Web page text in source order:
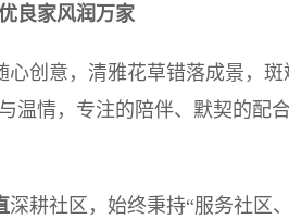
良家风润万家
心创意，清雅花草错落成景，
温情，专注的陪伴、默契的配
深耕社区，始终秉持“服务社区